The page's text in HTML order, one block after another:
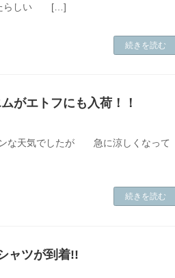
たらしい […]
続きを読む
がエトフにも入荷！！
な天気でしたが 急に涼しくなって
続きを読む
ャツが到着!!